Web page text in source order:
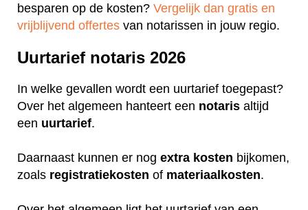
besparen op de kosten? Vergelijk dan gratis en
vrijblijvend offertes van notarissen in jouw regio.
Uurtarief notaris 2026
In welke gevallen wordt een uurtarief toegepast?
Over het algemeen hanteert een notaris altijd
een uurtarief.
Daarnaast kunnen er nog extra kosten bijkomen,
zoals registratiekosten of materiaalkosten.